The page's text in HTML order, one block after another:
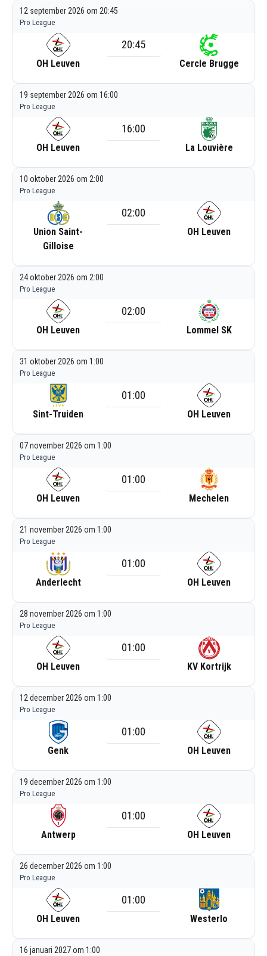
12 september 2026 om 20:45
Pro League
OH Leuven
20:45
Cercle Brugge
19 september 2026 om 16:00
Pro League
OH Leuven
16:00
La Louvière
10 oktober 2026 om 2:00
Pro League
Union Saint-
Gilloise
02:00
OH Leuven
24 oktober 2026 om 2:00
Pro League
OH Leuven
02:00
Lommel SK
31 oktober 2026 om 1:00
Pro League
Sint-Truiden
01:00
OH Leuven
07 november 2026 om 1:00
Pro League
OH Leuven
01:00
Mechelen
21 november 2026 om 1:00
Pro League
Anderlecht
01:00
OH Leuven
28 november 2026 om 1:00
Pro League
OH Leuven
01:00
KV Kortrijk
12 december 2026 om 1:00
Pro League
Genk
01:00
OH Leuven
19 december 2026 om 1:00
Pro League
Antwerp
01:00
OH Leuven
26 december 2026 om 1:00
Pro League
OH Leuven
01:00
Westerlo
16 januari 2027 om 1:00